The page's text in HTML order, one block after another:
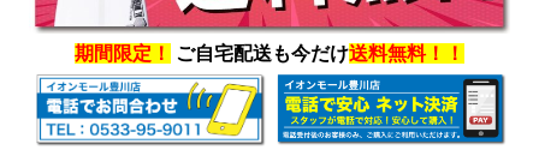
期間限定！ ご自宅配送も今だけ送料無料！！